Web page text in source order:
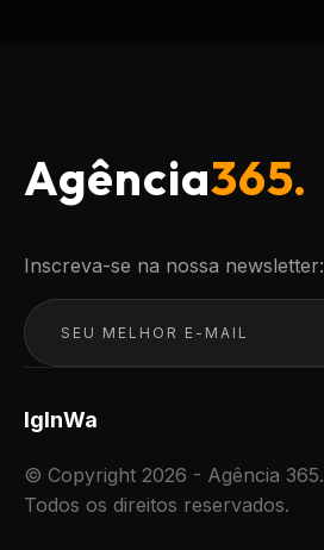
Agência365.
Inscreva-se na nossa newsletter:
IgInWa
© Copyright 2026 - Agência 365.
Todos os direitos reservados.